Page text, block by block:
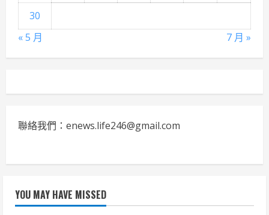
30
« 5 月
7 月 »
聯絡我們：enews.life246@gmail.com
YOU MAY HAVE MISSED